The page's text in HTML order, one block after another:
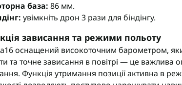
база: 86 мм.
увімкніть дрон 3 рази для біндінгу.
зависання та режими польоту
оснащений високоточним барометром,
та точне зависання в повітрі — це важлива
Функція утримання позиції активна в